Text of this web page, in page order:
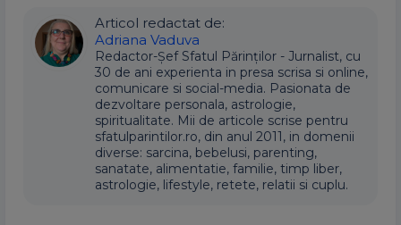
Articol redactat de:
Adriana Vaduva
Redactor-Șef Sfatul Părinților - Jurnalist, cu
30 de ani experienta in presa scrisa si online,
comunicare si social-media. Pasionata de
dezvoltare personala, astrologie,
spiritualitate. Mii de articole scrise pentru
sfatulparintilor.ro, din anul 2011, in domenii
diverse: sarcina, bebelusi, parenting,
sanatate, alimentatie, familie, timp liber,
astrologie, lifestyle, retete, relatii si cuplu.